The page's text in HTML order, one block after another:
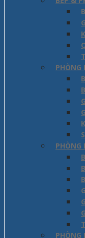
PHÒNG
PHÒNG
PHÒNG